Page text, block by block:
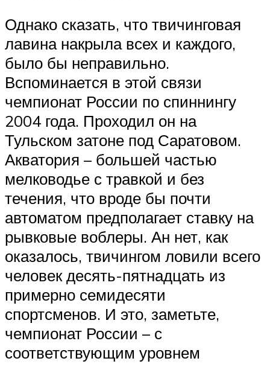
Однако сказать, что твичинговая
лавина накрыла всех и каждого,
было бы неправильно.
Вспоминается в этой связи
чемпионат России по спиннингу
2004 года. Проходил он на
Тульском затоне под Саратовом.
Акватория – большей частью
мелководье с травкой и без
течения, что вроде бы почти
автоматом предполагает ставку на
рывковые воблеры. Ан нет, как
оказалось, твичингом ловили всего
человек десять-пятнадцать из
примерно семидесяти
спортсменов. И это, заметьте,
чемпионат России – с
соответствующим уровнем